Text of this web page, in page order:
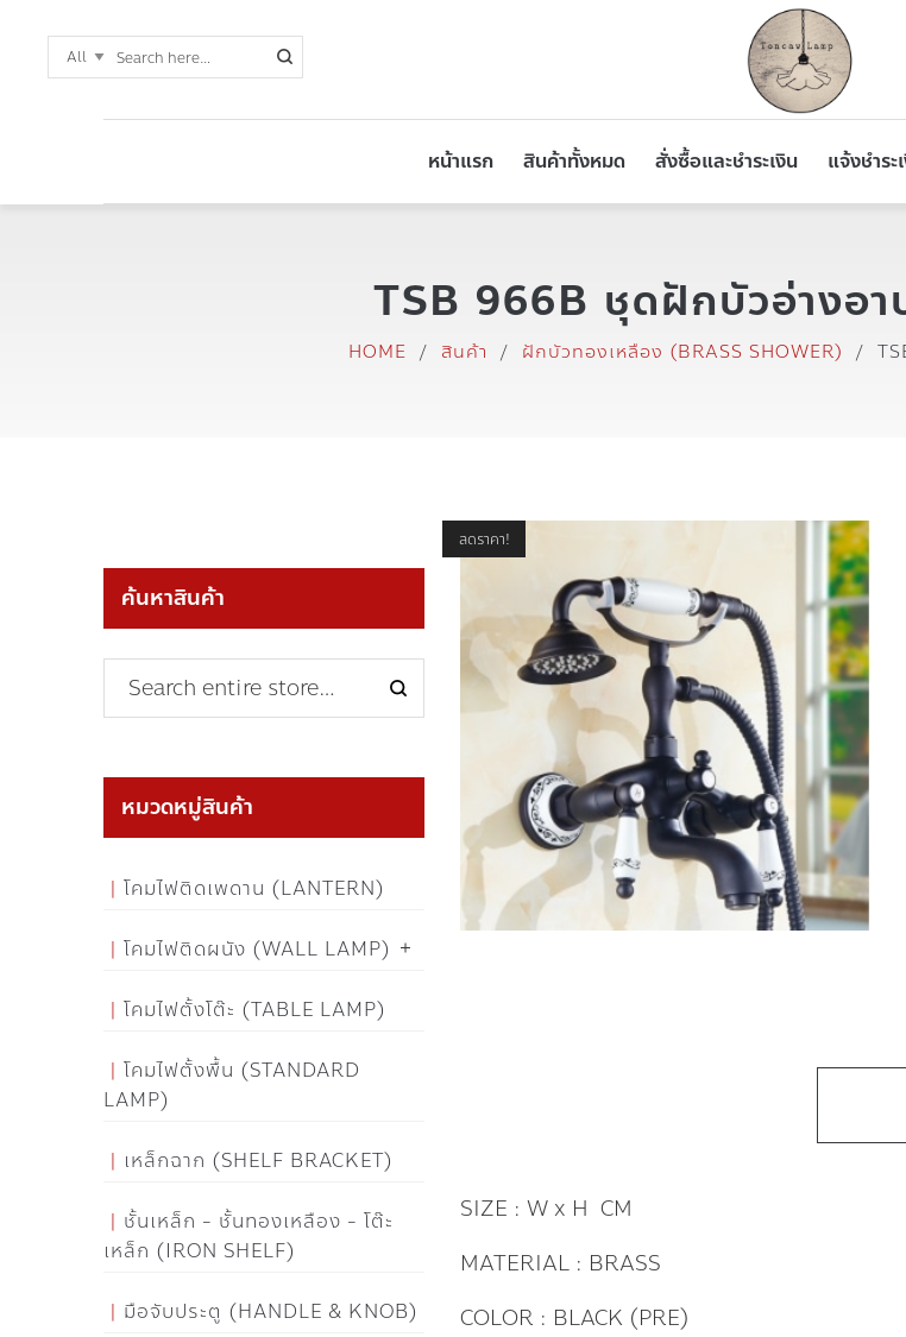
หน้าแรก สินค้าทั้งหมด สั่งซื้อและชำระเงิน แจ้งชำระ
TSB 966B ชุดฝักบัวอ่างอา
HOME / สินค้า / ฝักบัวทองเหลือง (BRASS SHOWER) /
ลดราคา!
SIZE : W x H CM
MATERIAL : BRASS
COLOR : BLACK (PRE)
ค้นหาสินค้า
หมวดหมู่สินค้า
โคมไฟติดเพดาน (LANTERN)
โคมไฟติดผนัง (WALL LAMP)
โคมไฟตั้งโต๊ะ (TABLE LAMP)
โคมไฟตั้งพื้น (STANDARD
LAMP)
เหล็กฉาก (SHELF BRACKET)
ชั้นเหล็ก - ชั้นทองเหลือง - โต๊ะ
เหล็ก (IRON SHELF)
มือจับประตู (HANDLE & KNOB)